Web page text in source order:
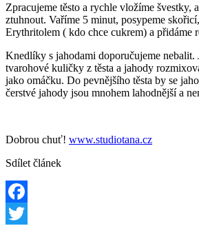
Zpracujeme těsto a rychle vložíme švestky,
ztuhnout. Vaříme 5 minut, posypeme
Erythritolem ( kdo chce cukrem) a přidáme
Knedlíky s jahodami doporučujeme nebalit.
tvarohové kuličky z těsta a jahody
jako omáčku. Do pevnějšího těsta by se
čerstvé jahody jsou mnohem lahodnější a
Dobrou chuť! www.studiotana.cz
Sdílet článek
Facebook